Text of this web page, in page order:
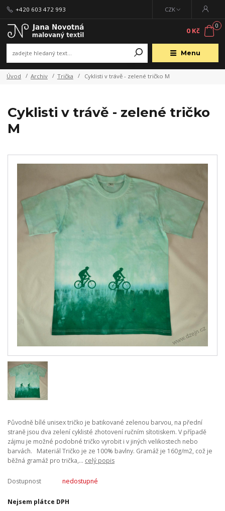
Menu
CZK
+420 603 472 993
0
0 Kč
Úvod Archiv Trička Cyklisti v trávě - zelené tričko M
Cyklisti v trávě - zelené tričko
M
Původně bílé unisex tričko je batikované zelenou barvou, na přední
straně jsou dva zelení cyklisté zhotovení ručním sítotiskem. V případě
zájmu je možné podobné tričko vyrobit i v jiných velikostech nebo
barvách. Materiál Tričko je ze 100% bavlny. Gramáž je 160g/m2, což je
běžná gramáž pro trička,... celý popis
Dostupnost nedostupné
Nejsem plátce DPH